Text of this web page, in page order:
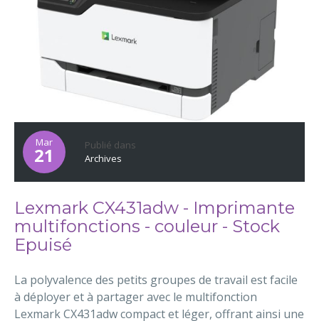
Mar
21
Publié dans
Archives
Lexmark CX431adw - Imprimante
multifonctions - couleur - Stock
Epuisé
La polyvalence des petits groupes de travail est facile
à déployer et à partager avec le multifonction
Lexmark CX431adw compact et léger, offrant ainsi une